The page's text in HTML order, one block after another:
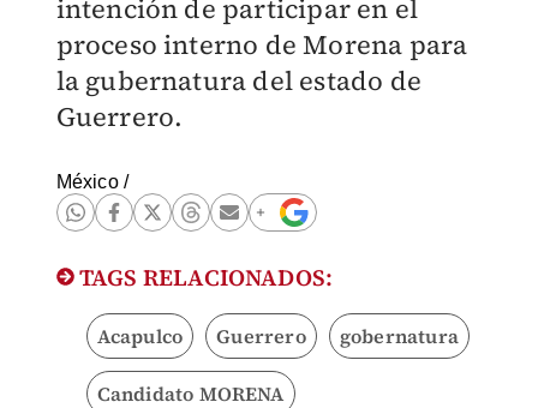
intención de participar en el
proceso interno de Morena para
la gubernatura del estado de
Guerrero.
México/
TAGS RELACIONADOS:
Acapulco Guerrero gobernatura
Candidato MORENA